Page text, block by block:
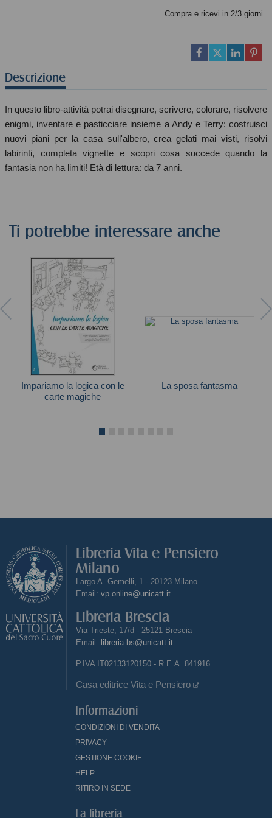
Compra e ricevi in 2/3 giorni
Descrizione
In questo libro-attività potrai disegnare, scrivere, colorare, risolvere
enigmi, inventare e pasticciare insieme a Andy e Terry: costruisci
nuovi piani per la casa sull'albero, crea gelati mai visti, risolvi
labirinti, completa vignette e scopri cosa succede quando la
fantasia non ha limiti! Età di lettura: da 7 anni.
Ti potrebbe interessare anche
Impariamo la logica con le
carte magiche
La sposa fantasma
Libreria Vita e Pensiero
Milano
Largo A. Gemelli, 1 - 20123 Milano
Email: vp.online@unicatt.it
Libreria Brescia
Via Trieste, 17/d - 25121 Brescia
Email: libreria-bs@unicatt.it
P.IVA IT02133120150 - R.E.A. 841916
Casa editrice Vita e Pensiero
Informazioni
CONDIZIONI DI VENDITA
PRIVACY
GESTIONE COOKIE
HELP
RITIRO IN SEDE
La libreria